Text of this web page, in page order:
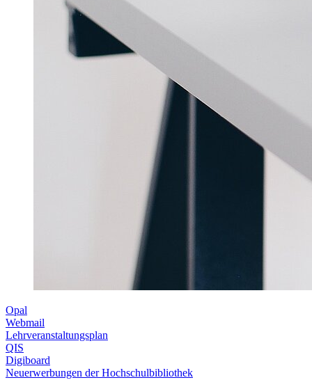
Opal
Webmail
Lehrveranstaltungsplan
QIS
Digiboard
Neuerwerbungen der Hochschulbibliothek